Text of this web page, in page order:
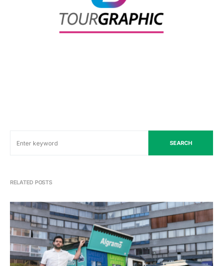
SEARCH
RELATED POSTS